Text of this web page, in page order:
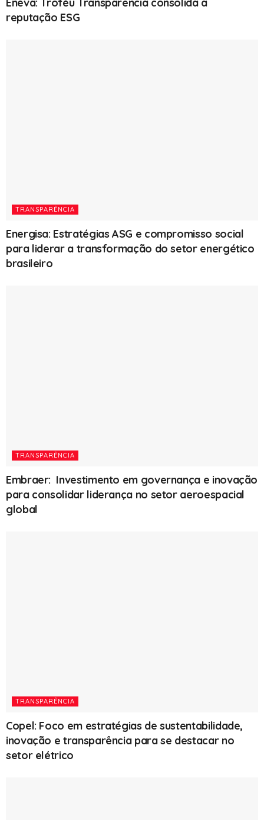
reputação ESG
TRANSPARÊNCIA
Energisa: Estratégias ASG e compromisso social
para liderar a transformação do setor energético
brasileiro
TRANSPARÊNCIA
Embraer: Investimento em governança e inovação
para consolidar liderança no setor aeroespacial
global
TRANSPARÊNCIA
Copel: Foco em estratégias de sustentabilidade,
inovação e transparência para se destacar no
setor elétrico